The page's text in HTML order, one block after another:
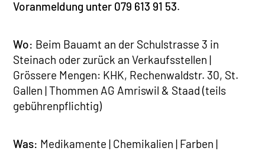
Voranmeldung unter 079 613 91 53.
Wo: Beim Bauamt an der Schulstrasse 3 in
Steinach oder zurück an Verkaufsstellen |
Grössere Mengen: KHK, Rechenwaldstr. 30, St.
Gallen | Thommen AG Amriswil & Staad (teils
gebührenpflichtig)
Was: Medikamente | Chemikalien | Farben |